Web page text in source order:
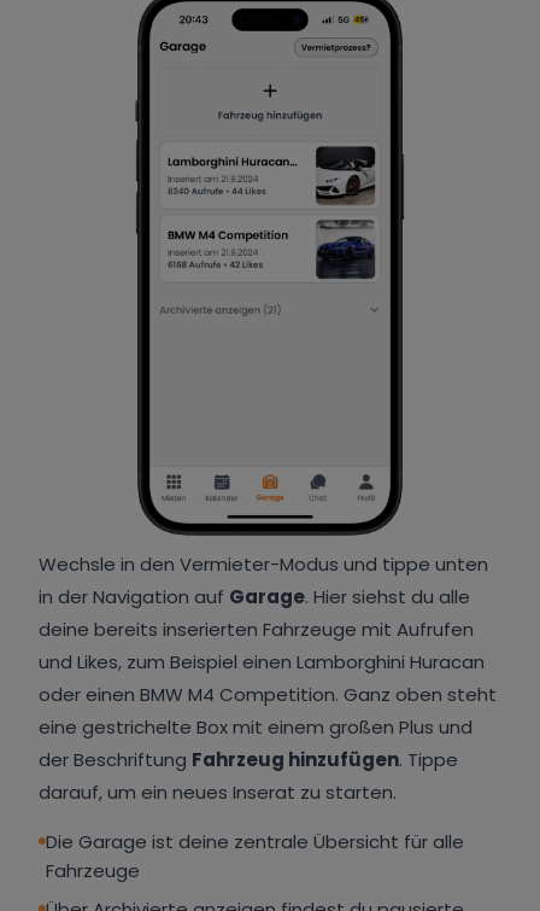
Wechsle in den Vermieter-Modus und tippe unten
in der Navigation auf Garage. Hier siehst du alle
deine bereits inserierten Fahrzeuge mit Aufrufen
und Likes, zum Beispiel einen Lamborghini Huracan
oder einen BMW M4 Competition. Ganz oben steht
eine gestrichelte Box mit einem großen Plus und
der Beschriftung Fahrzeug hinzufügen. Tippe
darauf, um ein neues Inserat zu starten.
Die Garage ist deine zentrale Übersicht für alle
Fahrzeuge